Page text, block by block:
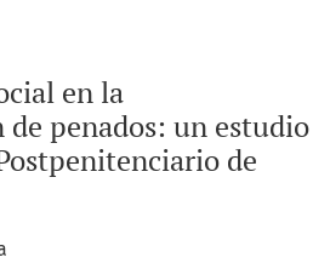
en la
penados: un estudio
de